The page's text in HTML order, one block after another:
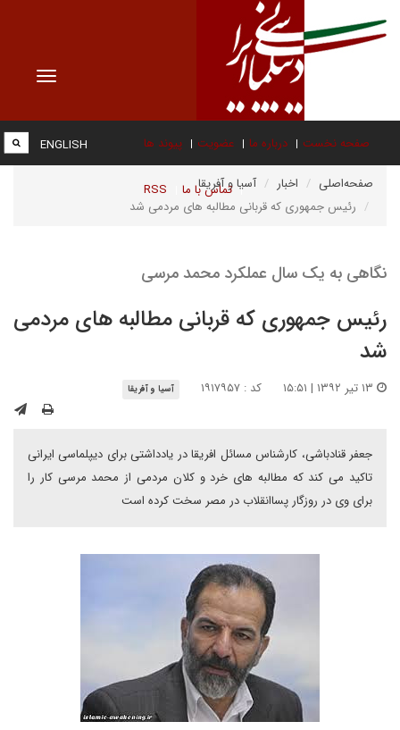
Toggle
صفحه نخست درباره ما عضویت پیوند ها
تماس با ما RSS
ENGLISH
صفحه‌اصلی اخبار
آسیا و آفریقا
رئیس جمهوری که قربانی مطالبه های مردمی شد
نگاهی به یک سال عملکرد محمد مرسی
رئیس جمهوری که قربانی مطالبه های مردمی
شد
کد : ۱۹۱۷۹۵۷ آسیا و آفریقا
جعفر قنادباشی، کارشناس مسائل افریقا در یادداشتی برای دیپلماسی ایرانی
تاکید می کند که مطالبه های خرد و کلان مردمی از محمد مرسی کار را
برای وی در روزگار پساانقلاب در مصر سخت کرده است